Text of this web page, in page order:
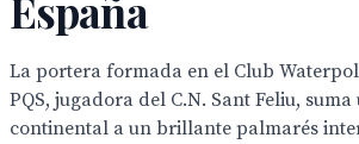
La portera formada en el Club
PQS, jugadora del C.N. Sant Feliu,
continental a un brillante palmarés